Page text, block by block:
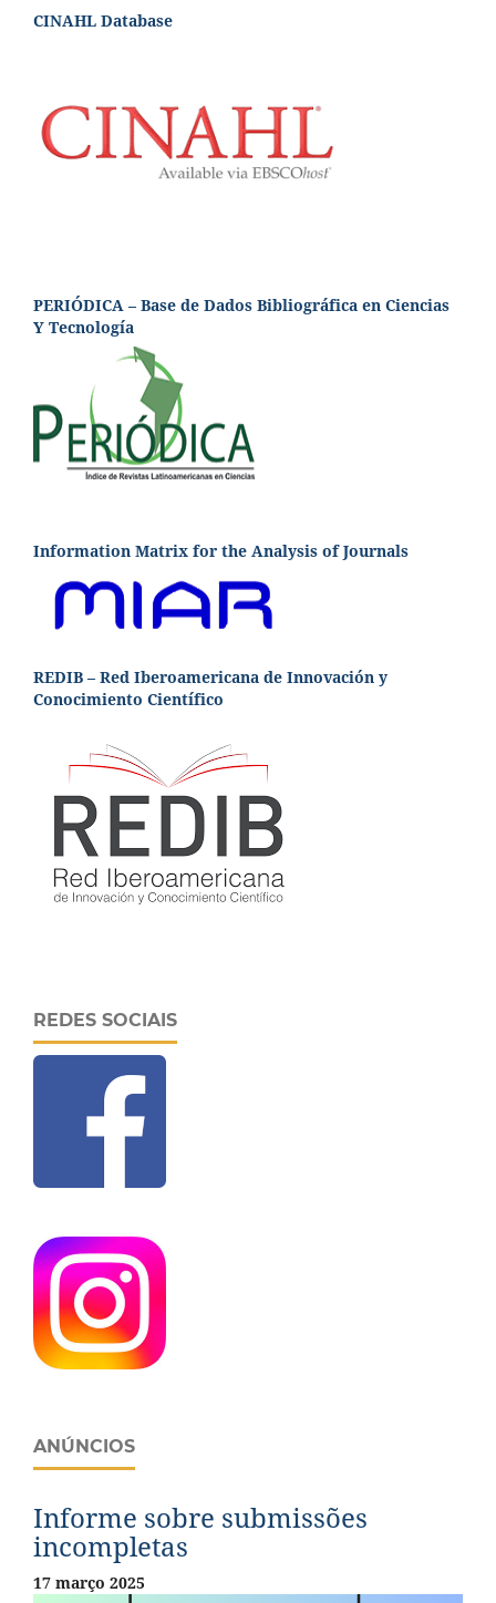
CINAHL Database
PERIÓDICA – Base de Dados Bibliográfica en Ciencias
Y Tecnología
Information Matrix for the Analysis of Journals
REDIB – Red Iberoamericana de Innovación y
Conocimiento Científico
REDES SOCIAIS
ANÚNCIOS
Informe sobre submissões
incompletas
17 março 2025